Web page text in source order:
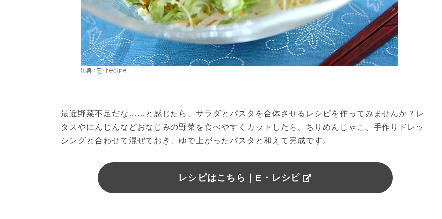
出典：
最近野菜不足だな……と感じたら、サラダとパスタを合体させるレシピを作ってみませんか？レ
タスやにんじんなどおなじみの野菜を食べやすくカットしたら、ちりめんじゃこ、手作りドレッ
シングと合わせて混ぜておき、ゆで上がったパスタと和えて完成です。
レシピはこちら｜E・レシピ